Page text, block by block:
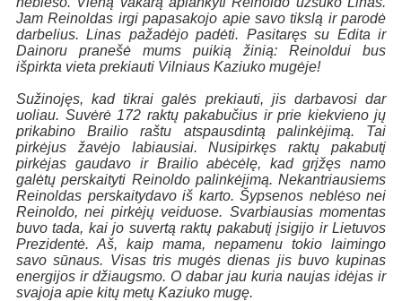
Jam Reinoldas irgi papasakojo apie savo tikslą ir parodė
darbelius. Linas pažadėjo padėti. Pasitaręs su Edita ir
Dainoru pranešė mums puikią žinią: Reinoldui bus
išpirkta vieta prekiauti Vilniaus Kaziuko mugėje!
Sužinojęs, kad tikrai galės prekiauti, jis darbavosi dar
uoliau. Suvėrė 172 raktų pakabučius ir prie kiekvieno jų
prikabino Brailio raštu atspausdintą palinkėjimą. Tai
pirkėjus žavėjo labiausiai. Nusipirkęs raktų pakabutį
pirkėjas gaudavo ir Brailio abėcėlę, kad grįžęs namo
galėtų perskaityti Reinoldo palinkėjimą. Nekantriausiems
Reinoldas perskaitydavo iš karto. Šypsenos neblėso nei
Reinoldo, nei pirkėjų veiduose. Svarbiausias momentas
buvo tada, kai jo suvertą raktų pakabutį įsigijo ir Lietuvos
Prezidentė. Aš, kaip mama, nepamenu tokio laimingo
savo sūnaus. Visas tris mugės dienas jis buvo kupinas
energijos ir džiaugsmo. O dabar jau kuria naujas idėjas ir
svajoja apie kitų metų Kaziuko mugę.